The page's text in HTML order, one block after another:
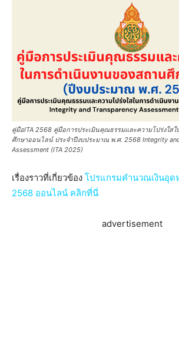
คู่มือITA 2568 คู่มือการประเมินคุณธรรมและความโปร่งใส
ศึกษาออนไลน์ ประจำปีงบประมาณ พ.ศ. 2568 Integrity
Assessment (ITA 2025)
เรื่องราวที่เกี่ยวข้อง โปรแกรมคำนวณเงินอุด
2568 ออนไลน์ คลิกที่นี่
advertisement